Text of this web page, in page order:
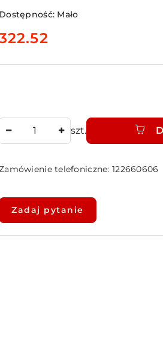
Dostępność: Mało
szt.
telefoniczne: 122660606
Zadaj pytanie